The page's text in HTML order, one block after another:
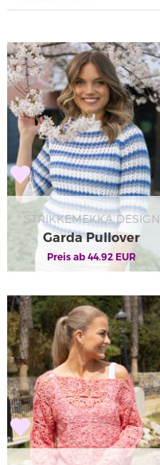
STRIKKEMEKKA DESIGN
Garda Pullover
Preis ab 44.92 EUR